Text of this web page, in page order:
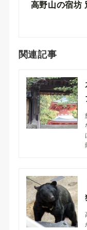
高野山の宿坊
関連記事